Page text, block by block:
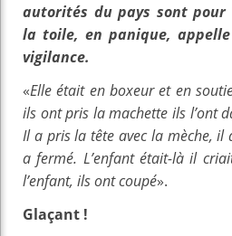
autorités du pays sont pour
la toile, en panique,
vigilance.
«Elle était en boxeur et en
ils ont pris la machette ils l’ont
Il a pris la tête avec la mèche, il
a fermé. L’enfant était-là il
l’enfant, ils ont coupé».
Glaçant !